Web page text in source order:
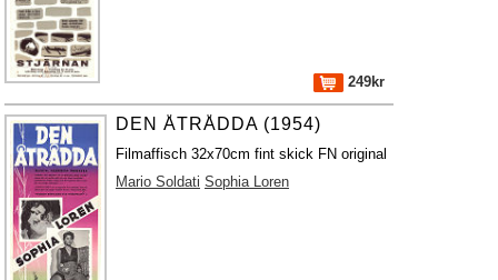
249kr
DEN ÅTRÅDDA (1954)
Filmaffisch 32x70cm fint skick FN original
Mario Soldati Sophia Loren